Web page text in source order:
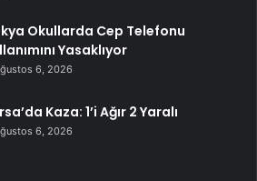
Okullarda Cep Telefonu
Yasaklıyor
6, 2026
Kaza: 1’i Ağır 2 Yaralı
6, 2026